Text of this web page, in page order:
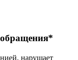
нарушает